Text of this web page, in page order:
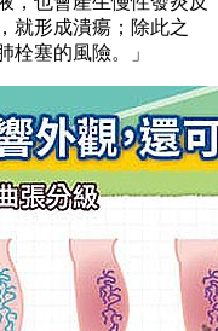
就形成潰瘍；除此之
栓塞的風險。」